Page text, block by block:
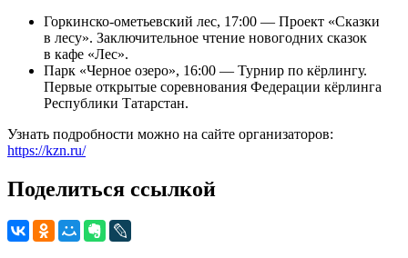
Горкинско-омeтьевский лес, 17:00 — Проект «Сказки
в лесу». Заключительное чтение новогодних сказок
в кафе «Лес».
Парк «Черное озеро», 16:00 — Турнир по кёрлингу.
Первые открытые соревнования Федерации кёрлинга
Республики Татарстан.
Узнать подробности можно на сайте организаторов:
https://kzn.ru/
Поделиться ссылкой